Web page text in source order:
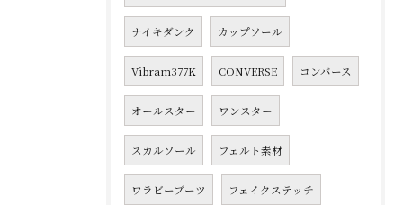
ナイキダンク カップソール
Vibram377K CONVERSE コンバース
オールスター ワンスター
スカルソール フェルト素材
ワラビーブーツ フェイクステッチ